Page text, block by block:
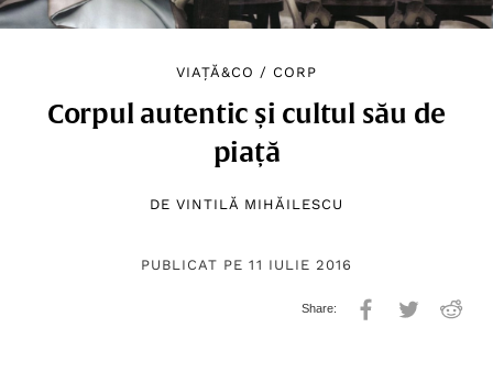
VIAȚĂ&CO / CORP
Corpul autentic și cultul său de
piață
DE VINTILĂ MIHĂILESCU
PUBLICAT PE 11 IULIE 2016